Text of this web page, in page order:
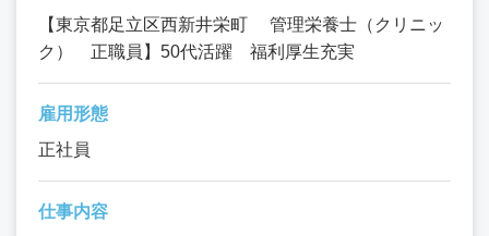
【東京都足立区西新井栄町 管理栄養士（クリニッ
ク） 正職員】50代活躍 福利厚生充実
雇用形態
正社員
仕事内容